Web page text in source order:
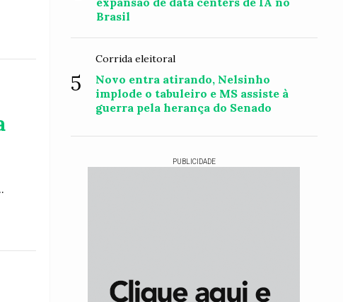
Brasil
5
Corrida eleitoral
Novo entra atirando, Nelsinho
implode o tabuleiro e MS assiste à
guerra pela herança do Senado
PUBLICIDADE